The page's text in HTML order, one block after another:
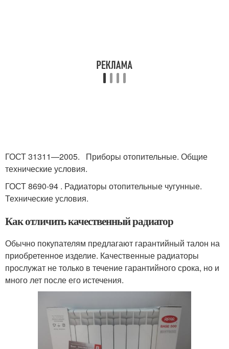
ГОСТ 31311—2005. Приборы отопительные. Общие
технические условия.
ГОСТ 8690-94 . Радиаторы отопительные чугунные.
Технические условия.
Как отличить качественный радиатор
Обычно покупателям предлагают гарантийный талон на
приобретенное изделие. Качественные радиаторы
прослужат не только в течение гарантийного срока, но и
много лет после его истечения.